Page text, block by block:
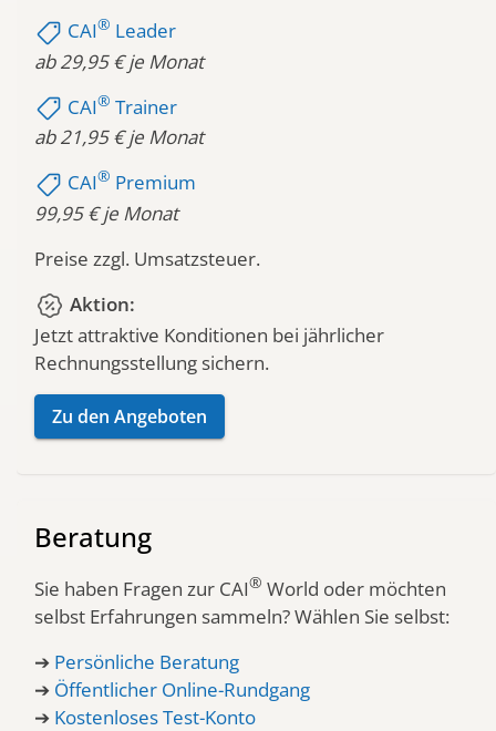
shoppingmode CAI® Leader
ab 29,95 € je Monat
shoppingmode CAI® Trainer
ab 21,95 € je Monat
shoppingmode CAI® Premium
99,95 € je Monat
Preise zzgl. Umsatzsteuer.
percent_discount Aktion:
Jetzt attraktive Konditionen bei jährlicher
Rechnungsstellung sichern.
Zu den Angeboten
Beratung
Sie haben Fragen zur CAI® World oder möchten
selbst Erfahrungen sammeln? Wählen Sie selbst:
➔ Persönliche Beratung
➔ Öffentlicher Online-Rundgang
➔ Kostenloses Test-Konto